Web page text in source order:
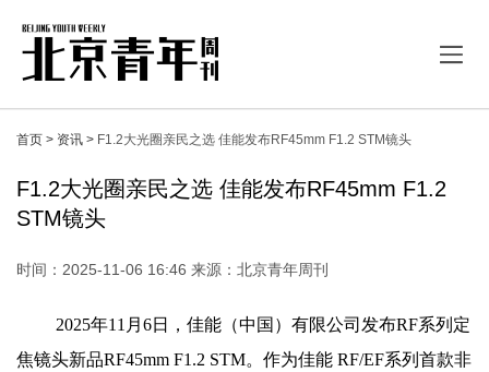
首页 > 资讯 > F1.2大光圈亲民之选 佳能发布RF45mm F1.2 STM镜头
F1.2大光圈亲民之选 佳能发布RF45mm F1.2
STM镜头
时间：2025-11-06 16:46 来源：北京青年周刊
2025年11月6日，佳能（中国）有限公司发布RF系列定
焦镜头新品RF45mm F1.2 STM。作为佳能 RF/EF系列首款非